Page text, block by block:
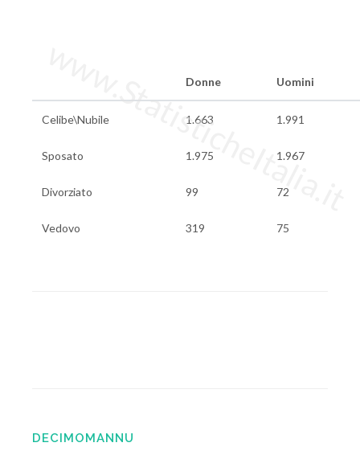
Donne Uomini
Celibe\Nubile 1.663 1.991
Sposato 1.975 1.967
Divorziato 99 72
Vedovo 319 75
www.StatisticheItalia.it
DECIMOMANNU